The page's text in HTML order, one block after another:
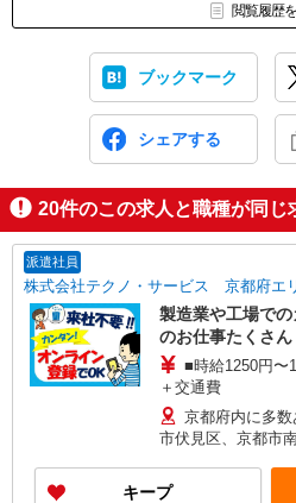
見学中、不明点や質問などがあれば
↓
◎最終確認・就労決定！
お仕事が出来そうか、続けられそう
勤務を希望されると言うことであれば
就労開始の日程調整などを行います。
就労前はもちろんのこと！
就労後も同じ専任の営業担当が
しっかりとフォロー★ばっちりとサ
させていただきますので安心して働
閲覧履歴
ブックマーク
シェアする
20件のこの求人と職種が同じ
派遣社員
株式会社テクノ・サービス 京都府エリ
製造業や工場で
のお仕事たくさん
■時給1250円〜
＋交通費
京都府内に多
市伏見区、京都市
キープ